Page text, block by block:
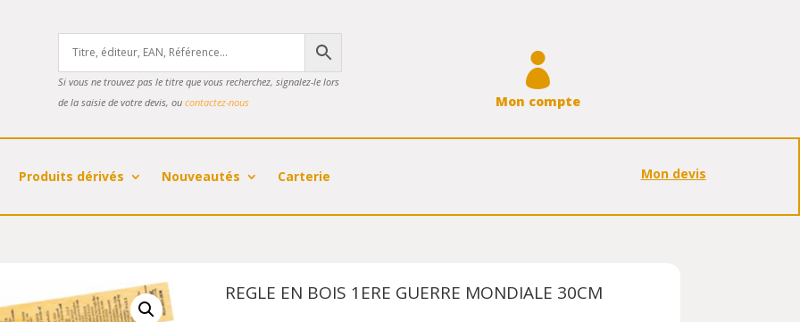
Si vous ne trouvez pas le titre que vous recherchez, signalez-le lors
de la saisie de votre devis, ou contactez-nous

Mon compte
Produits dérivés Nouveautés Carterie Mon devis
REGLE EN BOIS 1ERE GUERRE MONDIALE 30CM